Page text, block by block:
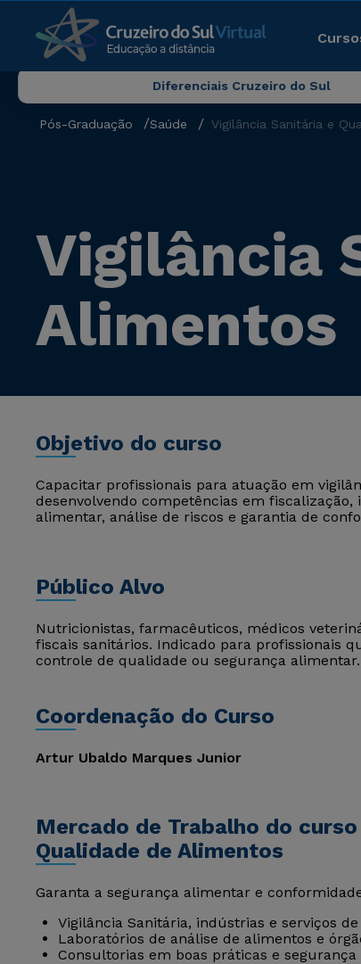
Diferenciais Cruzeiro do Sul
Pós-Graduação Saúde Vigilância Sanitária e
Vigilância
Alimentos
Objetivo do curso
Capacitar profissionais para atuação em
desenvolvendo competências em
alimentar, análise de riscos e garantia de
Público Alvo
Nutricionistas, farmacêuticos, médicos
fiscais sanitários. Indicado para profissionais
controle de qualidade ou segurança alimentar.
Coordenação do Curso
Artur Ubaldo Marques Junior
Mercado de Trabalho do
Qualidade de Alimentos
Garanta a segurança alimentar e
Vigilância Sanitária, indústrias e serviços
Laboratórios de análise de alimentos e
Consultorias em boas práticas e